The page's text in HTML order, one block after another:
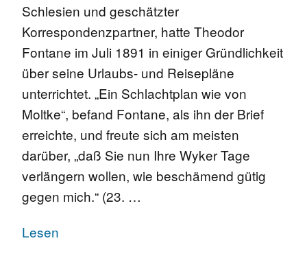
Schlesien und geschätzter
Korrespondenzpartner, hatte Theodor
Fontane im Juli 1891 in einiger Gründlichkeit
über seine Urlaubs- und Reisepläne
unterrichtet. „Ein Schlachtplan wie von
Moltke“, befand Fontane, als ihn der Brief
erreichte, und freute sich am meisten
darüber, „daß Sie nun Ihre Wyker Tage
verlängern wollen, wie beschämend gütig
gegen mich.“ (23. …
Lesen